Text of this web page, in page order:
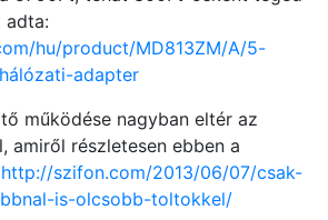
adta:
hu/product/MD813ZM/A/5-
adapter
működése nagyban eltér az
amiről részletesen ebben a
http://szifon.com/2013/06/07/csak-
is-olcsobb-toltokkel/